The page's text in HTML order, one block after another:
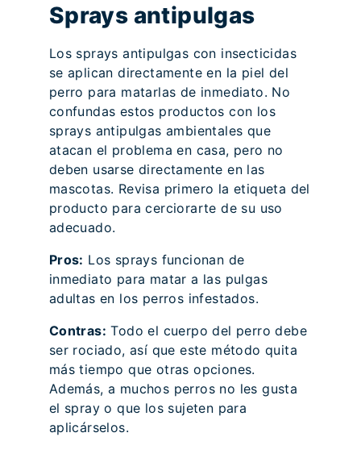
Sprays antipulgas
Los sprays antipulgas con insecticidas
se aplican directamente en la piel del
perro para matarlas de inmediato. No
confundas estos productos con los
sprays antipulgas ambientales que
atacan el problema en casa, pero no
deben usarse directamente en las
mascotas. Revisa primero la etiqueta del
producto para cerciorarte de su uso
adecuado.
Pros: Los sprays funcionan de
inmediato para matar a las pulgas
adultas en los perros infestados.
Contras: Todo el cuerpo del perro debe
ser rociado, así que este método quita
más tiempo que otras opciones.
Además, a muchos perros no les gusta
el spray o que los sujeten para
aplicárselos.